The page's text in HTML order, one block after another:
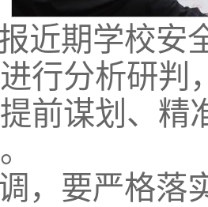
近期学校安
行分析研判
前谋划、精
，要严格落